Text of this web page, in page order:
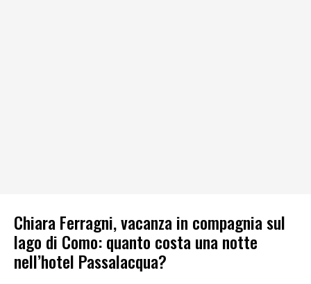
Chiara Ferragni, vacanza in compagnia sul
lago di Como: quanto costa una notte
nell’hotel Passalacqua?